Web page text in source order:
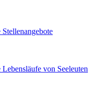
von Seeleuten